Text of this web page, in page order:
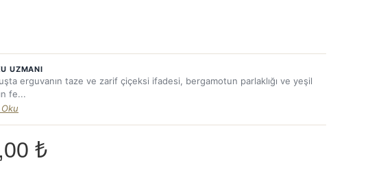
UZMANI
erguvanın taze ve zarif çiçeksi ifadesi, bergamotun parlaklığı ve yeşil
fe...
Oku
₺